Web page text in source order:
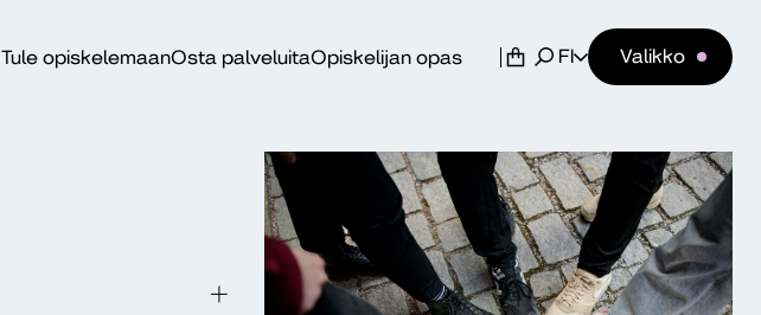
Tule opiskelemaanOsta palveluitaOpiskelijan opas FI Valikko